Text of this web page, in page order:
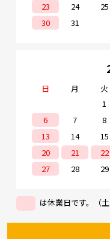
23
24 25
30
31
日 月 火
1
6
7 8
13
14 15
20
21 22
27
28 29
は休業日です。（